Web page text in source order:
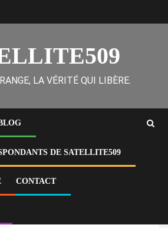
LA VÉRITÉ QUI LIBÈRE.
DE SATELLITE509
CONTACT
l’exclusion de Me Caleb Jean-Baptiste après
Pacte national